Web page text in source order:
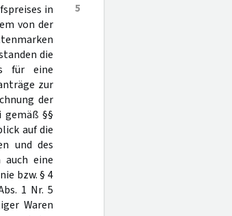
5
in
von der
die
für eine
zur
der
gemäß §§
auf die
und des
auch eine
bzw. § 4
1 Nr. 5
Waren